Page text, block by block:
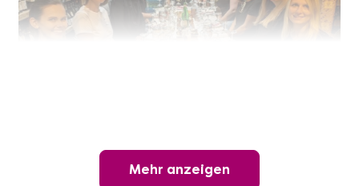
Offene Weinprobe
Mehr anzeigen